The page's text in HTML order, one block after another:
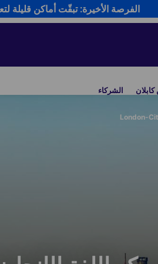
الشركاء
الفرصة الأخيرة: تبقّت أماكن
London-